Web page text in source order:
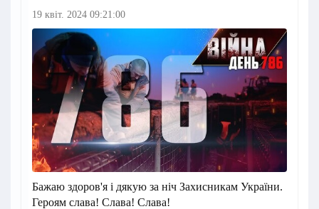
19 квіт. 2024 09:21:00
Бажаю здоров'я і дякую за ніч Захисникам України.
Героям слава! Слава! Слава!